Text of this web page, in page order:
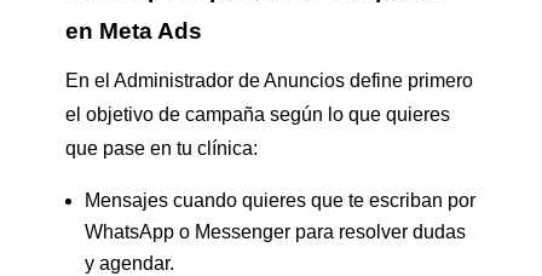
en Meta Ads
En el Administrador de Anuncios define primero
el objetivo de campaña según lo que quieres
que pase en tu clínica:
Mensajes cuando quieres que te escriban por
WhatsApp o Messenger para resolver dudas
y agendar.